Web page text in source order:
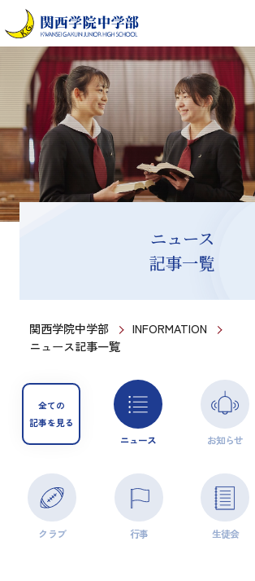
ニュース
記事一覧
関西学院中学部
INFORMATION
ニュース記事一覧
全ての
記事を見る
ニュース お知らせ
クラブ 行事 生徒会